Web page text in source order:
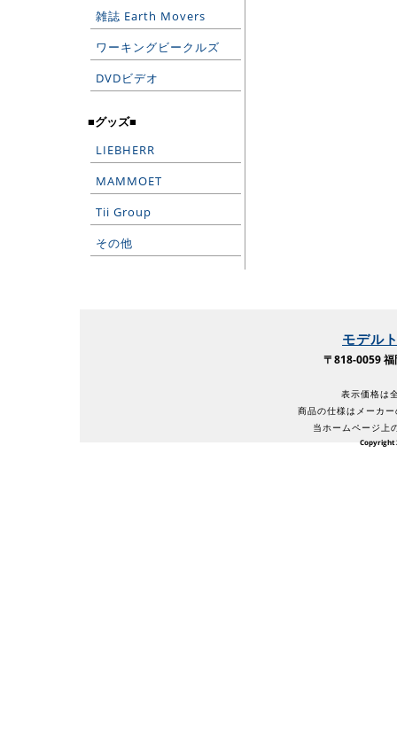
雑誌 Earth Movers
ワーキングビークルズ
DVDビデオ
■グッズ■
LIEBHERR
MAMMOET
Tii Group
その他
モデル
〒818-0059
表示価格は
商品の仕様はメーカ
当ホームページ上
Copyright